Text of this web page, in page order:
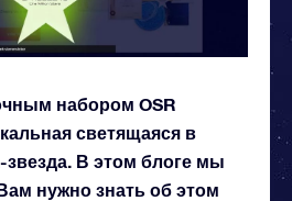
набором OSR
светящаяся в
звезда. В этом блоге мы
нужно знать об этом